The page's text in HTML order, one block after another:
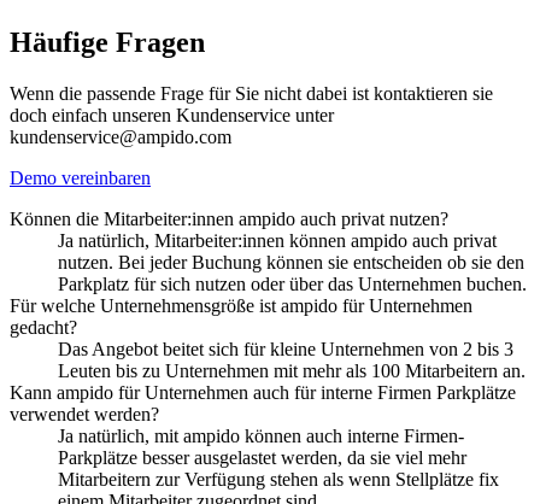
Häufige Fragen
Wenn die passende Frage für Sie nicht dabei ist kontaktieren sie
doch einfach unseren Kundenservice unter
kundenservice@ampido.com
Demo vereinbaren
Können die Mitarbeiter:innen ampido auch privat nutzen?
Ja natürlich, Mitarbeiter:innen können ampido auch privat
nutzen. Bei jeder Buchung können sie entscheiden ob sie den
Parkplatz für sich nutzen oder über das Unternehmen buchen.
Für welche Unternehmensgröße ist ampido für Unternehmen
gedacht?
Das Angebot beitet sich für kleine Unternehmen von 2 bis 3
Leuten bis zu Unternehmen mit mehr als 100 Mitarbeitern an.
Kann ampido für Unternehmen auch für interne Firmen Parkplätze
verwendet werden?
Ja natürlich, mit ampido können auch interne Firmen-
Parkplätze besser ausgelastet werden, da sie viel mehr
Mitarbeitern zur Verfügung stehen als wenn Stellplätze fix